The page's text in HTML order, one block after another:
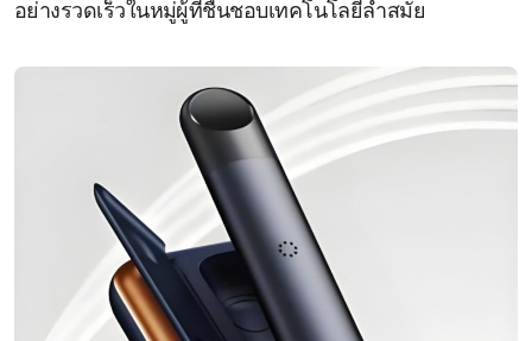
อย่างรวดเร็วในหมู่ผู้ที่ชื่นชอบเทคโนโลยีล้ำสมัย